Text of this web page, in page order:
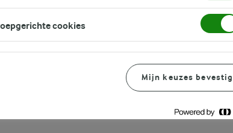
het als een moment om tot rust te
je nu kiest voor snel en makkelijk,
wij biedenalle inspiratiedie je
te maken zijn.
diner
cookies
Mijn keuzes